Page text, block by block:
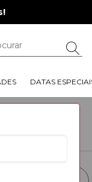
DATAS